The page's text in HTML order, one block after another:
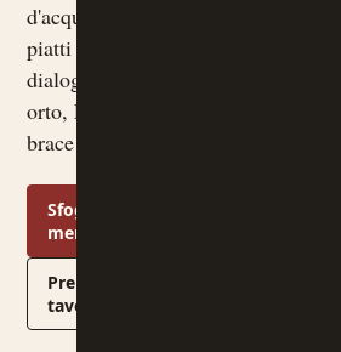
d'acqua dolce e
piatti che
dialogano con
orto, Lessinia,
brace e cantina.
Sfoglia il
menu
Prenota un
tavolo